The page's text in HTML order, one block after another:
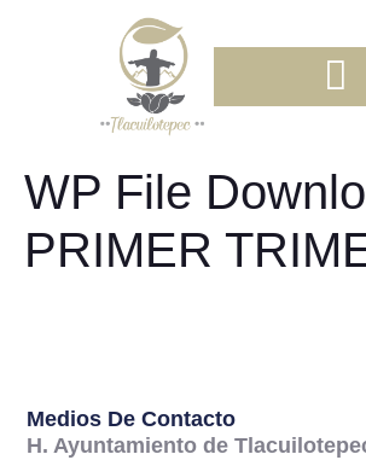
WP File
PRIMER
Medios De Contacto
H. Ayuntamiento de